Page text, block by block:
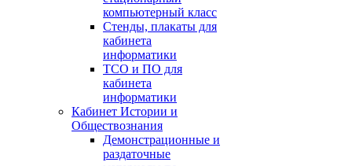
компьютерный класс
Стенды, плакаты для
кабинета
информатики
ТСО и ПО для
кабинета
информатики
Кабинет Истории и
Обществознания
Демонстрационные и
раздаточные